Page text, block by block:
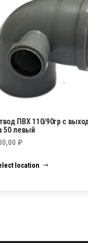
ПВХ 110/90гр с
50 левый
₽
location